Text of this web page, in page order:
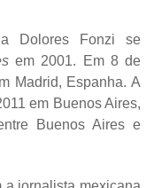
Dolores Fonzi se
em 2001. Em 8 de
Madrid, Espanha. A
em Buenos Aires,
Buenos Aires e